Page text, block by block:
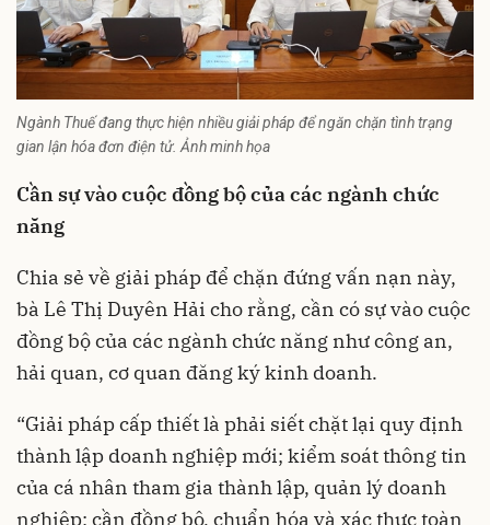
Ngành Thuế đang thực hiện nhiều giải pháp để ngăn chặn tình trạng
gian lận hóa đơn điện tử. Ảnh minh họa
Cần sự vào cuộc đồng bộ của các ngành chức
năng
Chia sẻ về giải pháp để chặn đứng vấn nạn này,
bà Lê Thị Duyên Hải cho rằng, cần có sự vào cuộc
đồng bộ của các ngành chức năng như công an,
hải quan, cơ quan đăng ký kinh doanh.
“Giải pháp cấp thiết là phải siết chặt lại quy định
thành lập doanh nghiệp mới; kiểm soát thông tin
của cá nhân tham gia thành lập, quản lý doanh
nghiệp; cần đồng bộ, chuẩn hóa và xác thực toàn